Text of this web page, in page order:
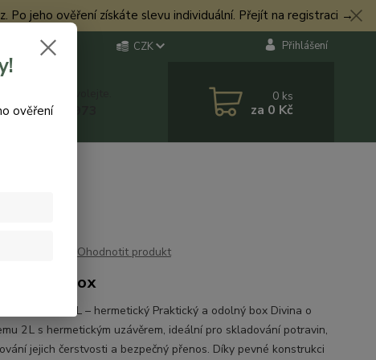
Po jeho ověření získáte slevu individuální. Přejít na registraci →
CZK Přihlášení
si rady? Zavolejte.
774 544 973
0 ks
za 0 Kč
Ohodnotit produkt
box
Box Divina 2 L – hermetický Praktický a odolný box Divina o
2 L s hermetickým uzávěrem, ideální pro skladování potravin,
jejich čerstvosti a bezpečný přenos. Díky pevné konstrukci
ověření